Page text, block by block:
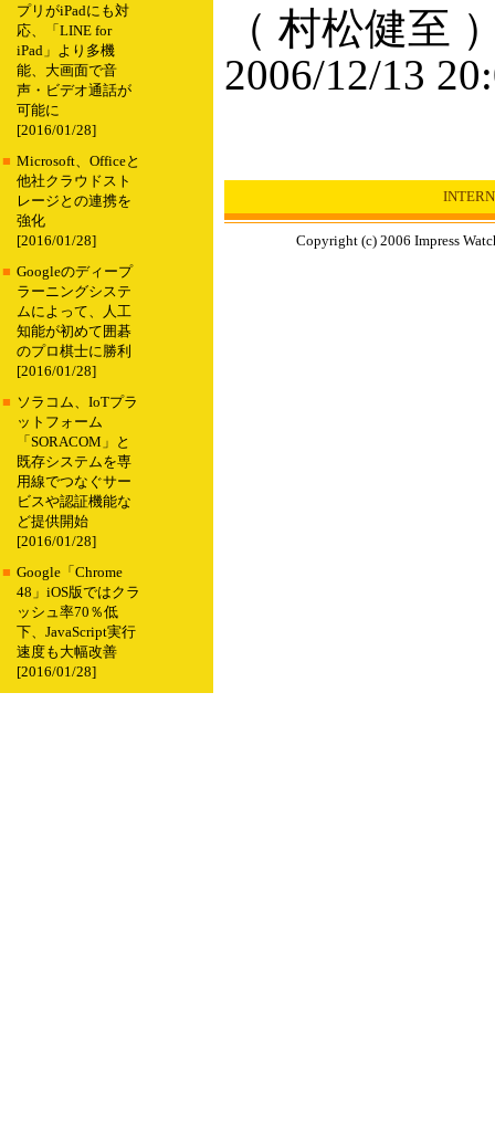
プリがiPadにも対
応、「LINE for
iPad」より多機
能、大画面で音
声・ビデオ通話が
可能に
[2016/01/28]
■ Microsoft、Officeと
他社クラウドスト
レージとの連携を
強化
[2016/01/28]
■ Googleのディープ
ラーニングシステ
ムによって、人工
知能が初めて囲碁
のプロ棋士に勝利
[2016/01/28]
■ ソラコム、IoTプラ
ットフォーム
「SORACOM」と
既存システムを専
用線でつなぐサー
ビスや認証機能な
ど提供開始
[2016/01/28]
■ Google「Chrome
48」iOS版ではクラ
ッシュ率70％低
下、JavaScript実行
速度も大幅改善
[2016/01/28]
（ 村松健至
2006/12/13
Copyright (c) 2006 Impress